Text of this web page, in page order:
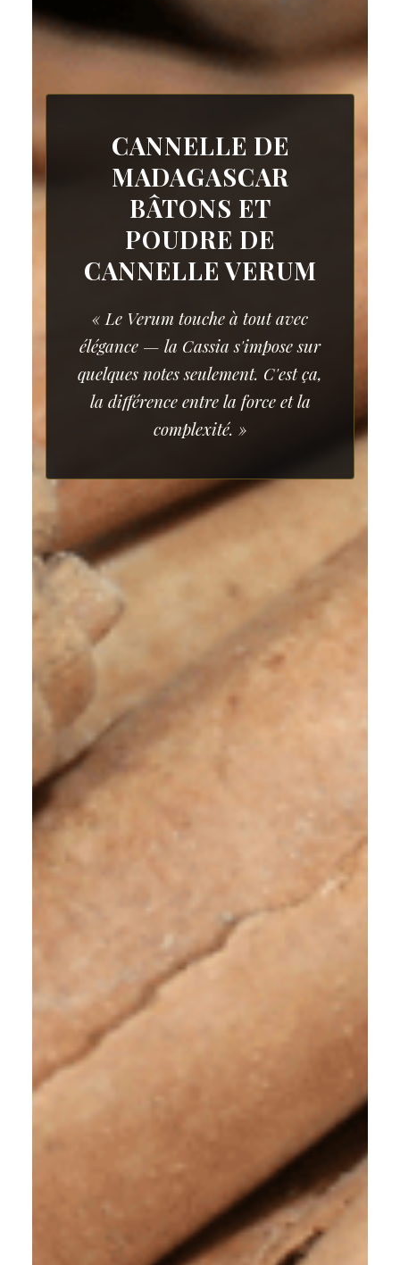
CANNELLE DE
MADAGASCAR
BÂTONS ET
POUDRE DE
CANNELLE VERUM
« Le Verum touche à tout avec
élégance — la Cassia s'impose sur
quelques notes seulement. C'est ça,
la différence entre la force et la
complexité. »